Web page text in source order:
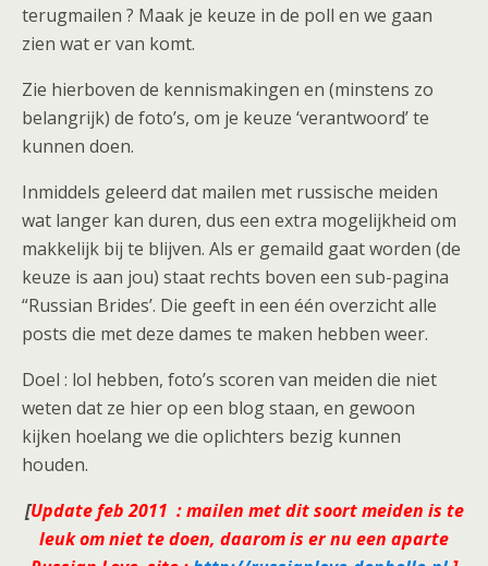
terugmailen ? Maak je keuze in de poll en we gaan
zien wat er van komt.
Zie hierboven de kennismakingen en (minstens zo
belangrijk) de foto’s, om je keuze ‘verantwoord’ te
kunnen doen.
Inmiddels geleerd dat mailen met russische meiden
wat langer kan duren, dus een extra mogelijkheid om
makkelijk bij te blijven. Als er gemaild gaat worden (de
keuze is aan jou) staat rechts boven een sub-pagina
“Russian Brides’. Die geeft in een één overzicht alle
posts die met deze dames te maken hebben weer.
Doel : lol hebben, foto’s scoren van meiden die niet
weten dat ze hier op een blog staan, en gewoon
kijken hoelang we die oplichters bezig kunnen
houden.
[Update feb 2011 : mailen met dit soort meiden is te
leuk om niet te doen, daarom is er nu een aparte